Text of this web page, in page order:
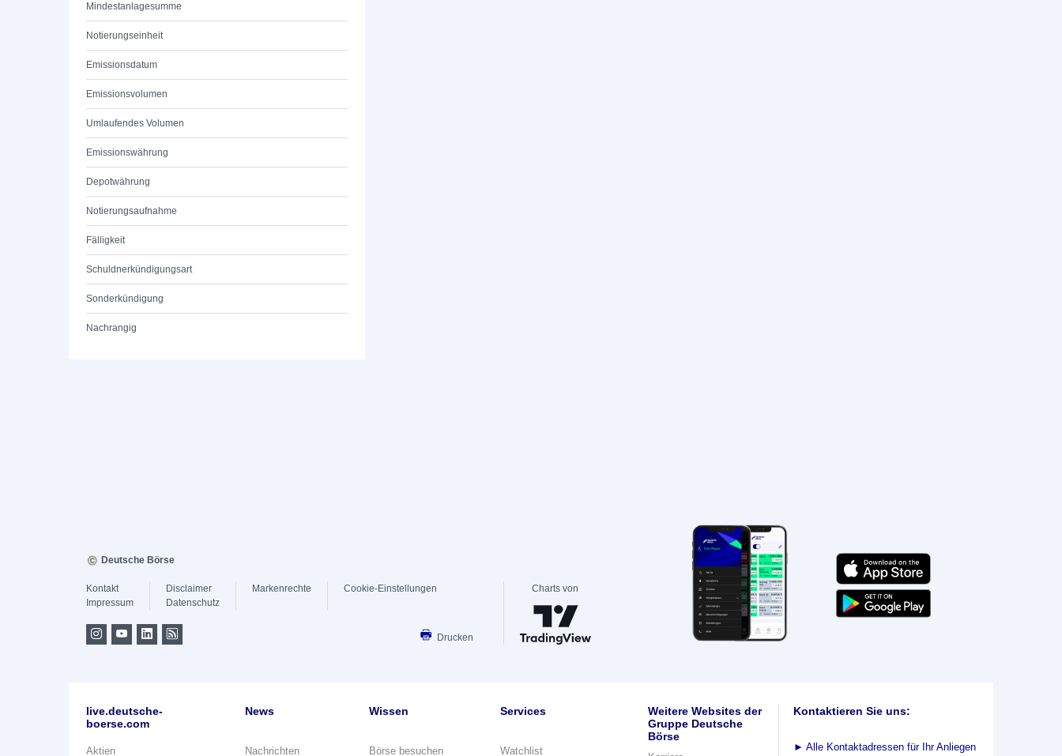
Mindestanlagesumme
Notierungseinheit
Emissionsdatum
Emissionsvolumen
Umlaufendes Volumen
Emissionswährung
Depotwährung
Notierungsaufnahme
Fälligkeit
Schuldnerkündigungsart
Sonderkündigung
Nachrangig
Deutsche Börse
Kontakt
Impressum
Disclaimer
Datenschutz
Markenrechte Cookie-Einstellungen
Drucken
Charts von
live.deutsche-
boerse.com
Aktien
News
Nachrichten
Wissen
Börse besuchen
Services
Watchlist
Weitere Websites der
Gruppe Deutsche
Börse
Kontaktieren Sie uns:
► Alle Kontaktadressen für Ihr Anliegen